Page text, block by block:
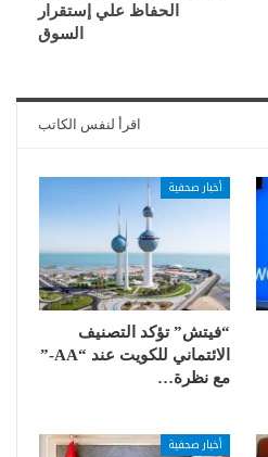
الحفاظ علي إستقرار
السوق
اقرأ لنفس الكاتب
أخبار صحفية
“فيتش” تؤكد التصنيف
الائتماني للكويت عند “AA-”
مع نظرة…
أخبار صحفية